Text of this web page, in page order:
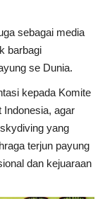
sebagai media
barbagi
se Dunia.
kepada Komite
Indonesia, agar
yang
terjun payung
dan kejuaraan